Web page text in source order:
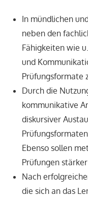
In mündlichen
neben den
Fähigkeiten wie
und
Prüfungsformate
Durch die
kommunikative
diskursiver
Ebenso sollen
Prüfungen
Nach
die sich an das